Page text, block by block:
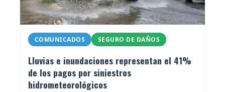
COMUNICADOS SEGURO DE DAÑOS
Lluvias e inundaciones representan el 41%
de los pagos por siniestros
hidrometeorológicos